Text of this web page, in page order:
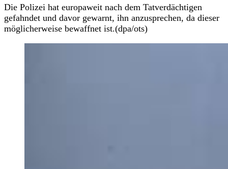
Die Polizei hat europaweit nach dem Tatverdächtigen
gefahndet und davor gewarnt, ihn anzusprechen, da dieser
möglicherweise bewaffnet ist.(dpa/ots)